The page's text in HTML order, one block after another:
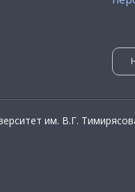
им. В.Г.